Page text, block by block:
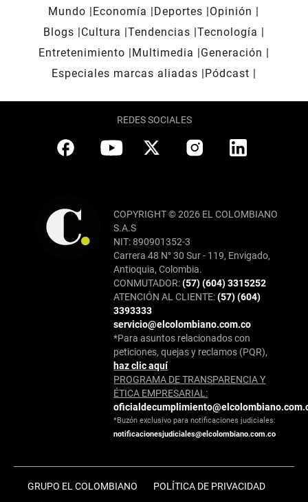
Mundo Economía Deportes
Opinión
Blogs
Cultura Tendencias Tecnología
Entretenimiento
Multimedia
Generación
Especiales marcas aliadas
Pódcast
REDES SOCIALES
COPYRIGHT © 2026 EL COLOMBIANO
S.A.S
NIT: 890901352-3
Carrera 48 N° 30 Sur - 119, Envigado,
Antioquia, Colombia.
CONMUTADOR:(57) (604) 3315252
ATENCIÓN AL CLIENTE:(57) (604)
3393333
servicio@elcolombiano.com.co
*Para asuntos relacionados con
peticiones, quejas y reclamos (PQR),
haz clic aquí
PROGRAMA DE TRANSPARENCIA Y
ÉTICA EMPRESARIAL:
*Buzón exclusivo para notificaciones judiciales:
notificacionesjudiciales@elcolombiano.com.co
GRUPO EL COLOMBIANO POLÍTICA DE PRIVACIDAD